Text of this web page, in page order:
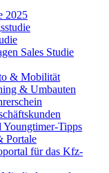
2025
Sales Studie
& Mobilität
& Umbauten
Youngtimer-Tipps
Portale
für das Kfz-